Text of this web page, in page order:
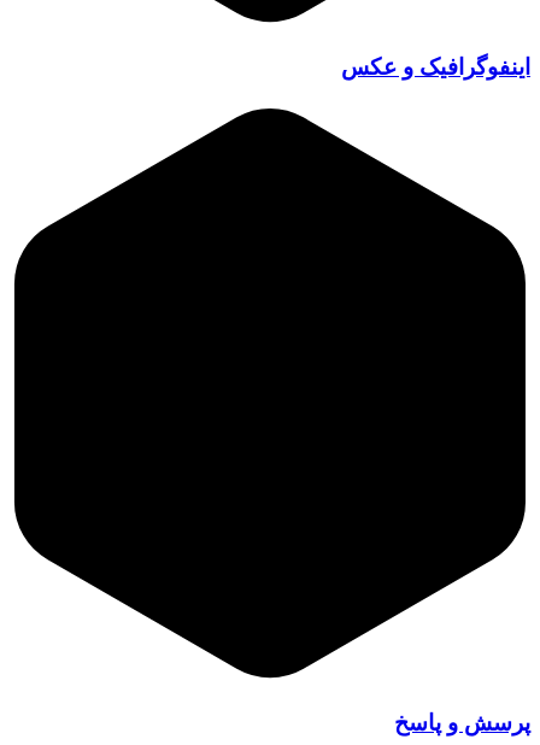
اینفوگرافیک و عکس
پرسش و پاسخ